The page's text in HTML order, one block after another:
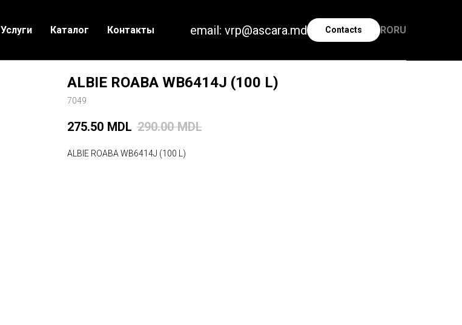
Услуги Каталог Контакты email: vrp@ascara.md Contacts RO RU
ALBIE ROABA WB6414J (100 L)
7049
275.50 MDL 290.00 MDL
ALBIE ROABA WB6414J (100 L)